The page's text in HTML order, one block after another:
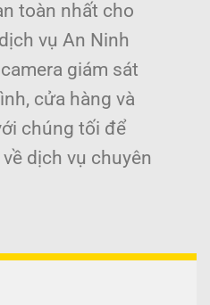
toàn nhất cho
vụ An Ninh
giám sát
cửa hàng và
chúng tối để
dịch vụ chuyên